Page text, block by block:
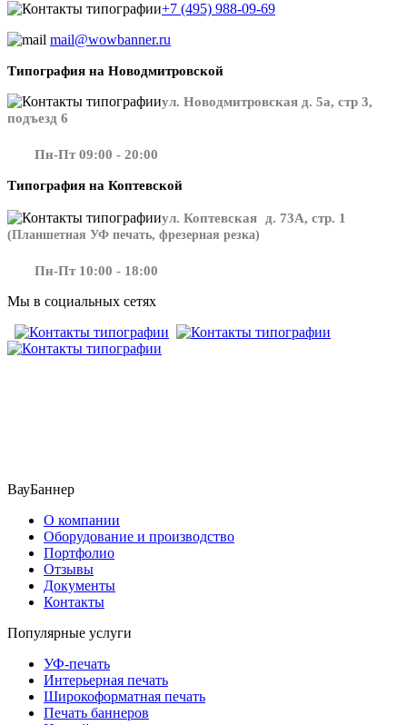
+7 (495) 988-09-69
mail@wowbanner.ru
Типография на Новодмитровской
ул. Новодмитровская д. 5а, стр 3,
подъезд 6
Пн-Пт 09:00 - 20:00
Типография на Коптевской
ул. Коптевская д. 73А, стр. 1
(Планшетная УФ печать, фрезерная резка)
Пн-Пт 10:00 - 18:00
Мы в социальных сетях
ВауБаннер
О компании
Оборудование и производство
Портфолио
Отзывы
Документы
Контакты
Популярные услуги
УФ-печать
Интерьерная печать
Широкоформатная печать
Печать баннеров